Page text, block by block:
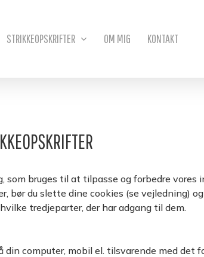
STRIKKEOPSKRIFTER OM MIG KONTAKT
som bruges til at tilpasse og forbedre
bør du slette dine cookies (se vejledning)
tredjeparter, der har adgang til dem.
computer, mobil el. tilsvarende med det